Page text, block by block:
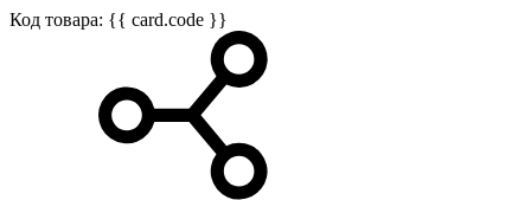
Код товара: {{ card.code }}